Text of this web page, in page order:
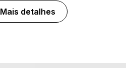
Mais detalhes